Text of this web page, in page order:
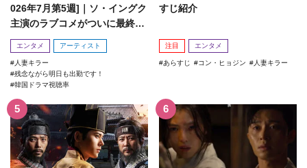
026年7月第5週]｜ソ・イングク
主演のラブコメがついに最終
回！
エンタメ アーティスト
人妻キラー
残念ながら明日も出勤です！
韓国ドラマ視聴率
すじ紹介
注目 エンタメ
あらすじ コン・ヒョジン 人妻キラー